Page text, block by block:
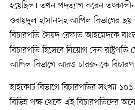
হয়েছিল। তখন পদত্যাগ করেন তৎকালীন
ওবায়দুল হাসানসহ আপিল বিভাগের ছয়
বিচারপতি সৈয়দ রেফাত আহমেদকে
বিচারপতি হিসেবে নিয়োগ দেন রাষ্ট্রপতি
আপিল বিভাগে আরও চারজনকে
হাইকোর্ট বিভাগে বিচারপতির সংখ্যা
বিভিন্ন পক্ষ থেকে এই বিচারপতিদের